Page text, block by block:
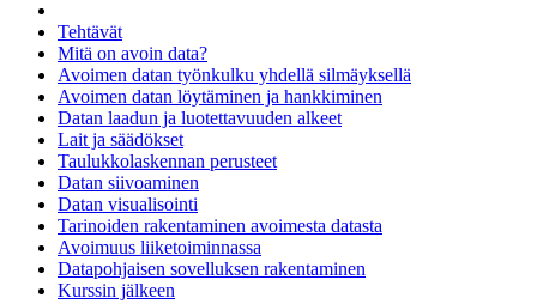
Tehtävät
Mitä on avoin data?
Avoimen datan työnkulku yhdellä silmäyksellä
Avoimen datan löytäminen ja hankkiminen
Datan laadun ja luotettavuuden alkeet
Lait ja säädökset
Taulukkolaskennan perusteet
Datan siivoaminen
Datan visualisointi
Tarinoiden rakentaminen avoimesta datasta
Avoimuus liiketoiminnassa
Datapohjaisen sovelluksen rakentaminen
Kurssin jälkeen